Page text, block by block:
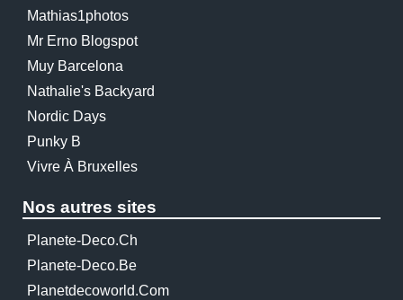
Mathias1photos
Mr Erno Blogspot
Muy Barcelona
Nathalie's Backyard
Nordic Days
Punky B
Vivre À Bruxelles
Nos autres sites
Planete-Deco.ch
Planete-Deco.be
Planetdecoworld.com